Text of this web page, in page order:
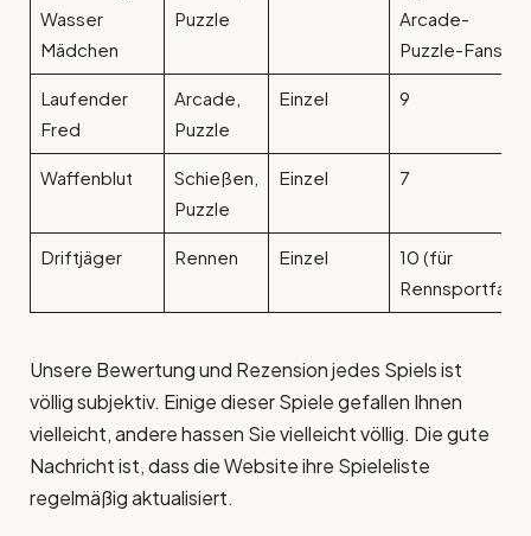
Wasser
Mädchen
Puzzle
Arcade-
Puzzle-Fans)
Laufender
Fred
Arcade,
Puzzle
Einzel 9
Waffenblut
Schießen,
Puzzle
Einzel 7
Driftjäger Rennen Einzel
10 (für
Rennsportfans)
Unsere Bewertung und Rezension jedes Spiels ist
völlig subjektiv. Einige dieser Spiele gefallen Ihnen
vielleicht, andere hassen Sie vielleicht völlig. Die gute
Nachricht ist, dass die Website ihre Spieleliste
regelmäßig aktualisiert.